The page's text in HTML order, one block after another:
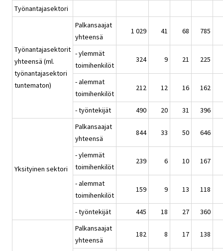
Työnantajasektori
Työnantajasektorit
yhteensä (ml.
työnantajasektori
tuntematon)
Palkansaajat
yhteensä
1 029 41 68 785
- ylemmät
toimihenkilöt
324 9 21 225
- alemmat
toimihenkilöt
212 12 16 162
- työntekijät 490 20 31 396
Yksityinen sektori
Palkansaajat
yhteensä
844 33 50 646
- ylemmät
toimihenkilöt
239 6 10 167
- alemmat
toimihenkilöt
159 9 13 118
- työntekijät 445 18 27 360
Palkansaajat
yhteensä
182 8 17 138